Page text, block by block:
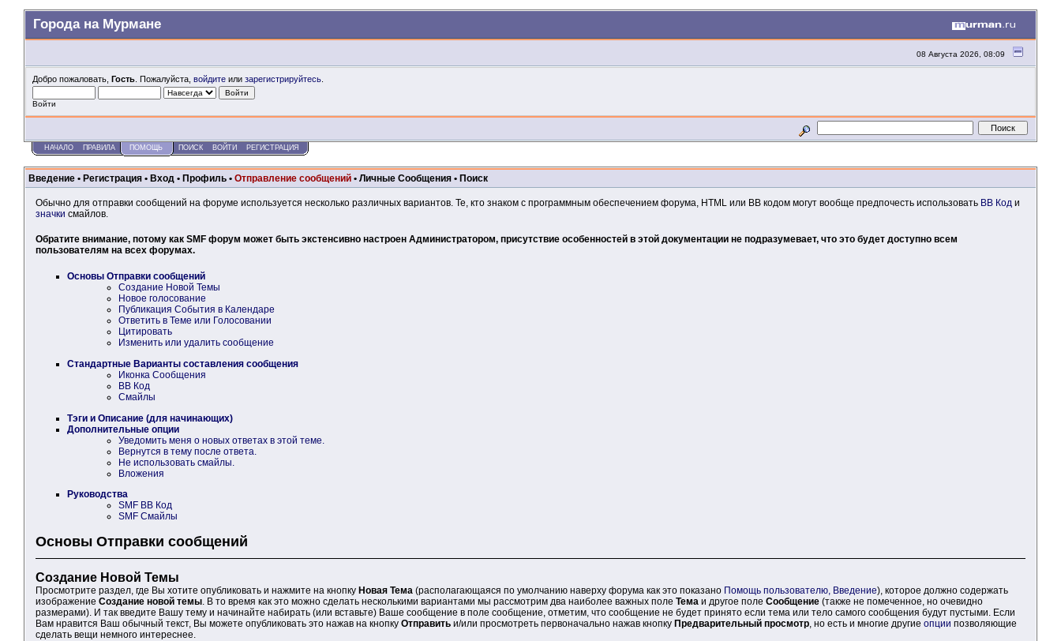
Города на Мурмане
08 Августа 2026, 08:09
Добро пожаловать, Гость . Пожалуйста, войдите или зарегистрируйтесь
Войти
НАЧАЛО ПРАВИЛА ПОМОЩЬ ПОИСК ВОЙТИ РЕГИСТРАЦИЯ
Введение • Регистрация • Вход • Профиль • Отправление сообщений • Личные Сообщения • Поиск
Обычно для отправки сообщений на форуме используется несколько различных вариантов. Те, кто знаком с программным обеспечением форума, HTML или BB кодом могут вообще предпочесть использовать BB Коди
значки смайлов.
Обратите внимание, потому как SMF форум может быть экстенсивно настроен Администратором, присутствие особенностей в этой документации не подразумевает, что это будет доступно всем
пользователям на всех форумах.
Основы Отправки сообщений
Создание Новой Темы
Новое голосование
Публикация События в Календаре
Ответить в Теме или Голосовании
Цитировать
Изменить или удалить сообщение
Стандартные Варианты составления сообщения
Иконка Сообщения
BB Код
Смайлы
Тэги и Описание (для начинающих)
Дополнительные опции
Уведомить меня о новых ответах в этой теме.
Вернутся в тему после ответа.
Не использовать смайлы.
Вложения
Руководства
SMF BB Код
SMF Смайлы
Основы Отправки сообщений
Создание Новой Темы
Просмотрите раздел, где Вы хотите опубликовать и нажмите на кнопку Новая Тема (располагающаяся по умолчанию наверху форума как это показано Помощь пользователю, Введение), которое должно содержать
изображение Создание новой темы. В то время как это можно сделать несколькими вариантами мы рассмотрим два наиболее важных поле Тема и другое поле Сообщение(также не помеченное, но очевидно
размерами). И так введите Вашу тему и начинайте набирать (или вставьте) Ваше сообщение в поле сообщение, отметим, что сообщение не будет принято если тема или тело самого сообщения будут пустыми. Если
Вам нравится Ваш обычный текст, Вы можете опубликовать это нажав на кнопку Отправитьи/или просмотреть первоначально нажав кнопку Предварительный просмотр, но есть и многие другие опции позволяющие
сделать вещи немного интереснее.